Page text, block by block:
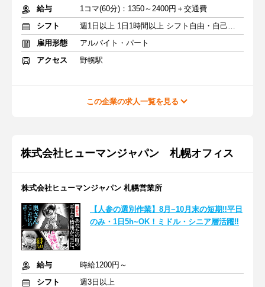
給与
1コマ(60分)：1350～2400円＋交通費
シフト
週1日以上 1日1時間以上 シフト自由・自己申告
雇用形態
アルバイト・パート
アクセス
野幌駅
この企業の求人一覧を見る
株式会社ヒューマンジャパン 札幌オフィス
株式会社ヒューマンジャパン 札幌営業所
【人参の選別作業】8月~10月末の短期‼平日
のみ・1日5h~OK！ミドル・シニア層活躍‼
給与
時給1200円～
シフト
週3日以上